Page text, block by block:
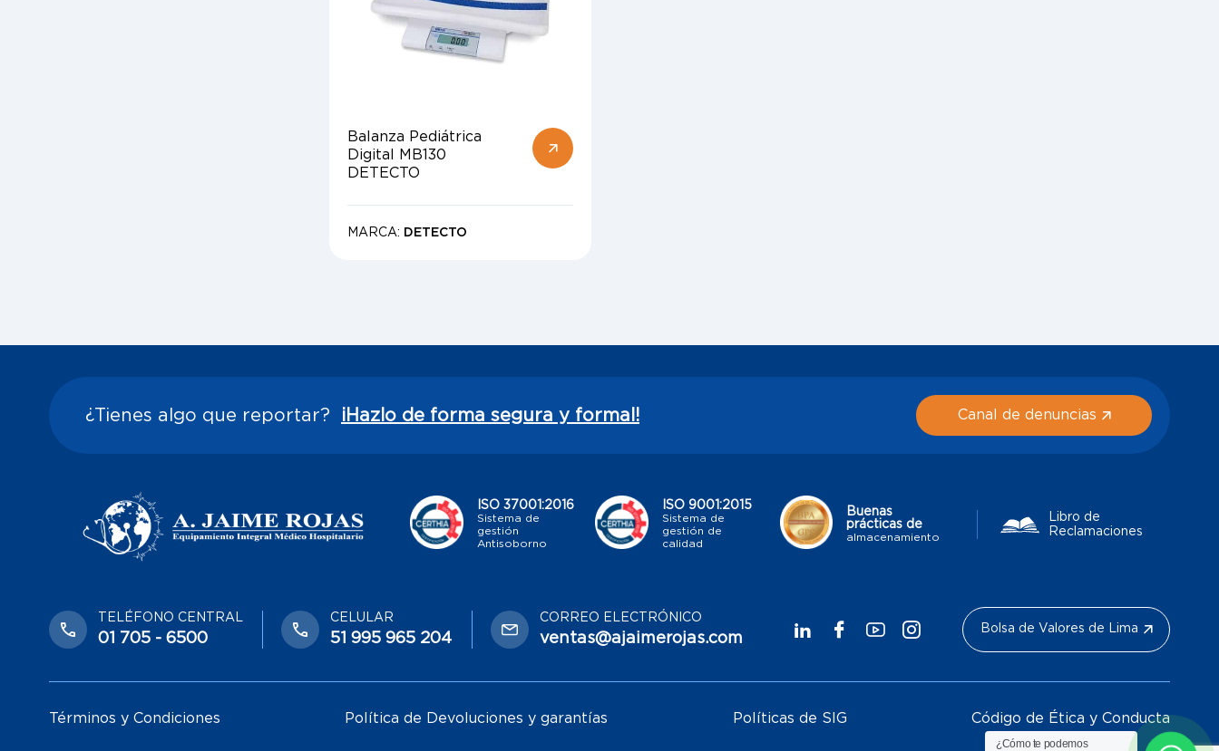
Balanza Pediátrica
Digital MB130
DETECTO
MARCA: DETECTO
¿Tienes algo que reportar? ¡Hazlo de forma segura y formal! Canal de denuncias
ISO 37001:2016
Sistema de
gestión
Antisoborno
ISO 9001:2015
Sistema de
gestión de
calidad
Buenas
prácticas de
almacenamiento
Libro de
Reclamaciones
TELÉFONO CENTRAL
01 705 - 6500
CELULAR
51 995 965 204
CORREO ELECTRÓNICO
ventas@ajaimerojas.com
Bolsa de Valores de Lima
Términos y Condiciones Política de Devoluciones y garantías Políticas de SIG Código de Ética y Conducta
¿Cómo te podemos